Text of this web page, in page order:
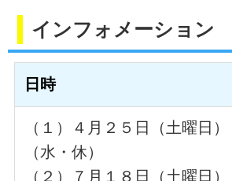
インフォメーション
日時
（１）４月２５日（土曜日
（水・休）
（２）７月１８日（土曜日